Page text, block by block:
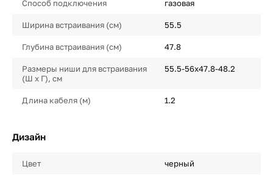
Способ подключения газовая
Ширина встраивания (см) 55.5
Глубина встраивания (см) 47.8
Размеры ниши для встраивания
(Ш х Г), см
55.5-56х47.8-48.2
Длина кабеля (м) 1.2
Дизайн
Цвет черный